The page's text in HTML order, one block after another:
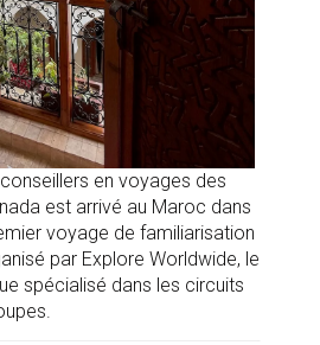
en voyages des
est arrivé au Maroc dans
voyage de familiarisation
par Explore Worldwide, le
spécialisé dans les circuits